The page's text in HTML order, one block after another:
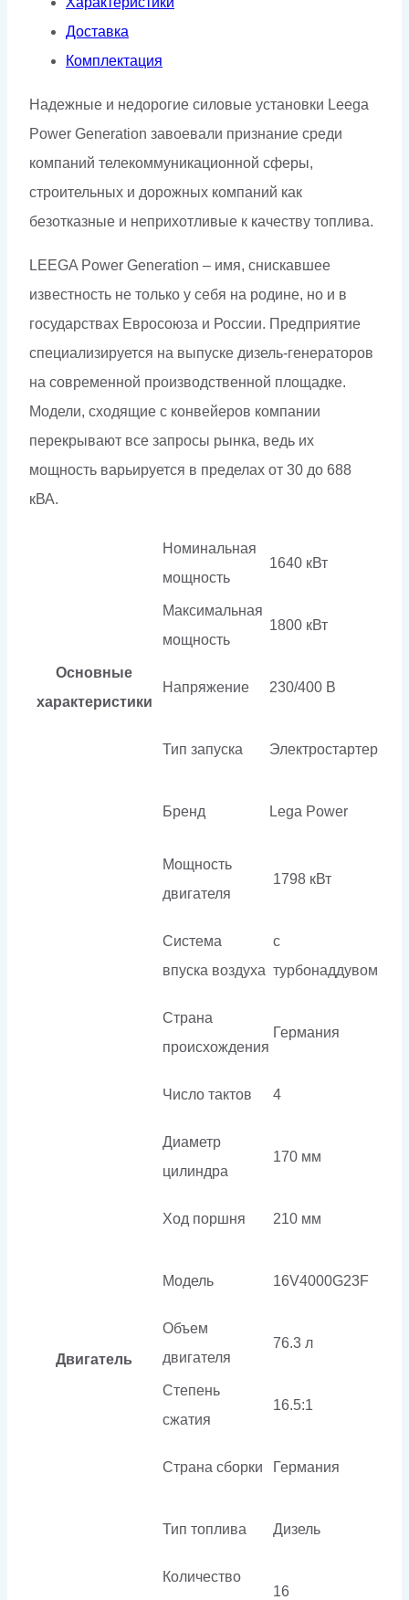
Доставка
Комплектация
Надежные и недорогие силовые установки Leega
Power Generation завоевали признание среди
компаний телекоммуникационной сферы,
строительных и дорожных компаний как
безотказные и неприхотливые к качеству топлива.
LEEGA Power Generation – имя, снискавшее
известность не только у себя на родине, но и в
государствах Евросоюза и России. Предприятие
специализируется на выпуске дизель-генераторов
на современной производственной площадке.
Модели, сходящие с конвейеров компании
перекрывают все запросы рынка, ведь их
мощность варьируется в пределах от 30 до 688
кВА.
Основные
характеристики
Номинальная
мощность
1640 кВт
Максимальная
мощность
1800 кВт
Напряжение 230/400 В
Тип запуска Электростартер
Бренд Lega Power
Двигатель
Мощность
двигателя
1798 кВт
Система
впуска воздуха
с
турбонаддувом
Страна
происхождения
Германия
Число тактов 4
Диаметр
цилиндра
170 мм
Ход поршня 210 мм
Модель 16V4000G23F
Объем
двигателя
76.3 л
Степень
сжатия
16.5:1
Страна сборки Германия
Тип топлива Дизель
Количество
16